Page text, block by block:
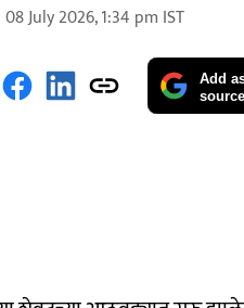
08 July 2026, 1:34 pm IST
Add